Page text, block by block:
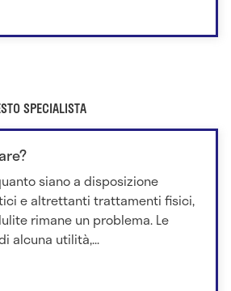
SPECIALISTA
siano a disposizione
e altrettanti trattamenti fisici,
rimane un problema. Le
alcuna utilità,...